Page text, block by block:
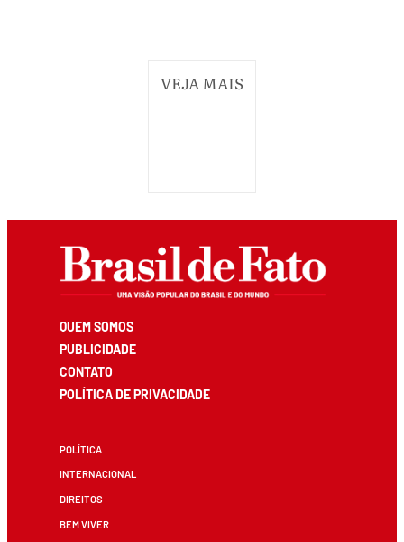
VEJA MAIS
QUEM SOMOS
PUBLICIDADE
CONTATO
POLÍTICA DE PRIVACIDADE
POLÍTICA
INTERNACIONAL
DIREITOS
BEM VIVER